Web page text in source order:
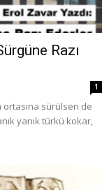
Razı
1
ortasına sürülsen de
yanık türkü kokar,